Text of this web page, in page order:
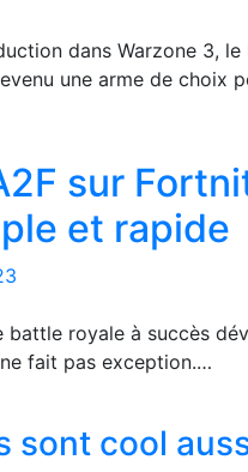
dans Warzone 3, le
une arme de choix
sur
et rapide
battle royale à succès
fait pas exception.…
sont cool